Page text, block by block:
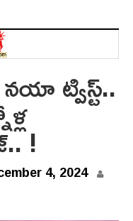
న‌యా ట్విస్ట్..
!
4, 2024